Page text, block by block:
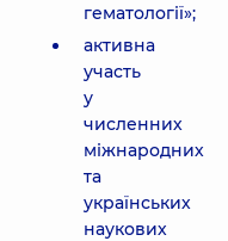
гематології»;
активна
участь
у
численних
міжнародних
та
українських
наукових